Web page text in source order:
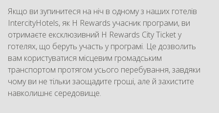
Якщо ви зупинитеся на ніч в одному з наших готелів
IntercityHotels, як H Rewards учасник програми, ви
отримаєте ексклюзивний H Rewards City Ticket у
готелях, що беруть участь у програмі. Це дозволить
вам користуватися місцевим громадським
транспортом протягом усього перебування, завдяки
чому ви не тільки заощадите гроші, але й захистите
навколишнє середовище.